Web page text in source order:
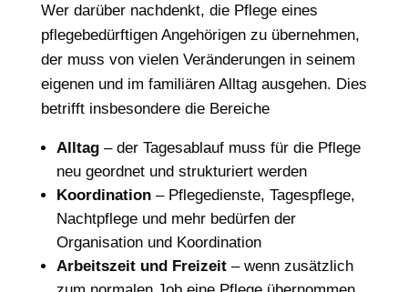
Wer darüber nachdenkt, die Pflege eines
pflegebedürftigen Angehörigen zu übernehmen,
der muss von vielen Veränderungen in seinem
eigenen und im familiären Alltag ausgehen. Dies
betrifft insbesondere die Bereiche
Alltag– der Tagesablauf muss für die Pflege
neu geordnet und strukturiert werden
Koordination– Pflegedienste, Tagespflege,
Nachtpflege und mehr bedürfen der
Organisation und Koordination
Arbeitszeit und Freizeit– wenn zusätzlich